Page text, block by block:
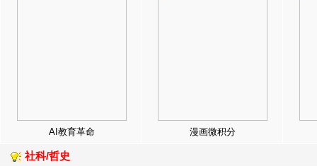
AI教育革命 漫画微积分
社科/哲史